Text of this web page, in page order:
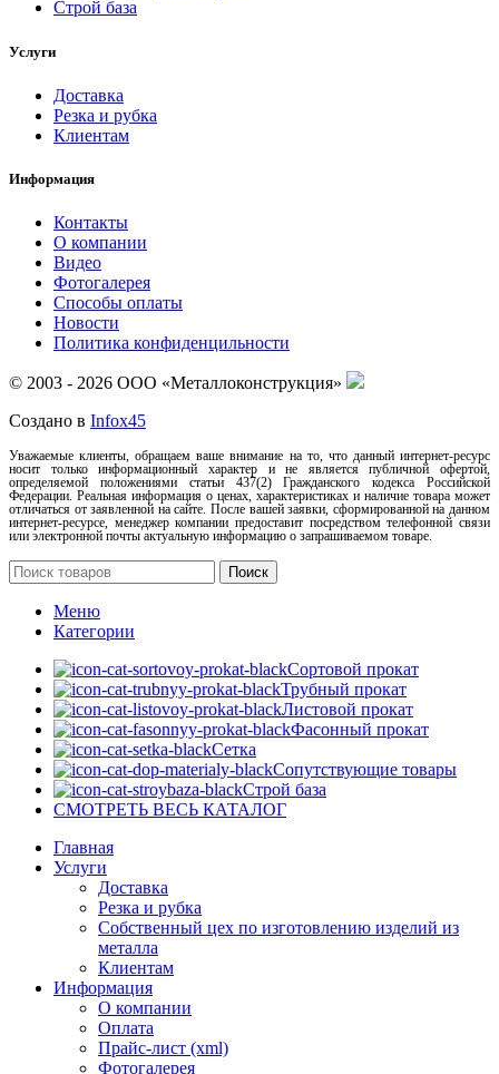
Строй база
Услуги
Доставка
Резка и рубка
Клиентам
Информация
Контакты
О компании
Видео
Фотогалерея
Способы оплаты
Новости
Политика конфиденцильности
© 2003 - 2026 ООО «Металлоконструкция»
Создано в Infox45
Уважаемые клиенты, обращаем ваше внимание на то, что данный интернет-ресурс
носит только информационный характер и не является публичной офертой,
определяемой положениями статьи 437(2) Гражданского кодекса Российской
Федерации. Реальная информация о ценах, характеристиках и наличие товара может
отличаться от заявленной на сайте. После вашей заявки, сформированной на данном
интернет-ресурсе, менеджер компании предоставит посредством телефонной связи
или электронной почты актуальную информацию о запрашиваемом товаре.
Поиск
Меню
Категории
Сортовой прокат
Трубный прокат
Листовой прокат
Фасонный прокат
Сетка
Сопутствующие товары
Строй база
СМОТРЕТЬ ВЕСЬ КАТАЛОГ
Главная
Услуги
Доставка
Резка и рубка
Собственный цех по изготовлению изделий из
металла
Клиентам
Информация
О компании
Оплата
Прайс-лист (xml)
Фотогалерея